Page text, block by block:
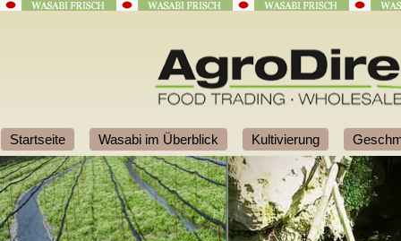
Startseite Wasabi im Überblick Kultivierung